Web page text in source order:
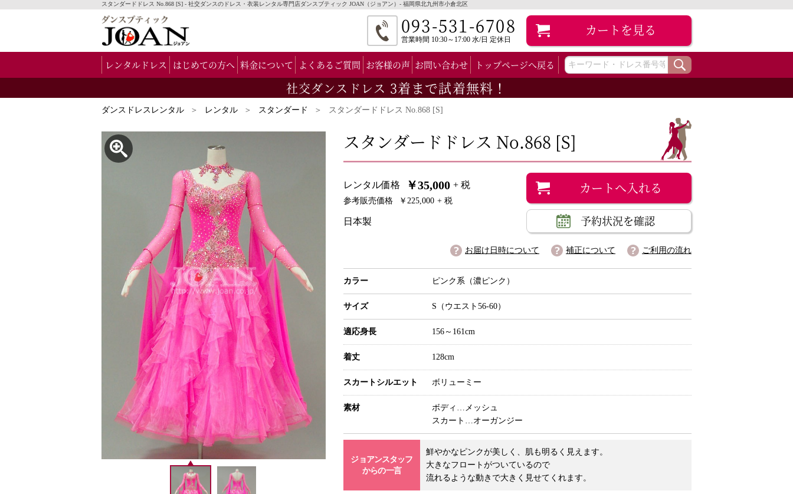
スタンダードドレス No.868 [S] - 社交ダンスのドレス・衣装レンタル専門店ダンスブティック JOAN（ジョアン）- 福岡県北九州市小倉北区
093-531-6708
営業時間 10:30～17:00 水/日 定休日
カート を見る
レンタルドレス はじめての方へ 料金について よくあるご質問 お客様の声 お問い合わせ トップページへ戻る
社交ダンスドレス 3着まで試着無料！
ダンスドレスレンタル レンタル スタンダード スタンダードドレス No.868 [S]
スタンダードドレス No.868 [S]
レンタル価格 ￥35,000 + 税
参考販売価格 ￥225,000 + 税
日本製
カートへ入れる
予約状況を確認
お届け日時について 補正について ご利用の流れ
カラー ピンク系（濃ピンク）
サイズ S（ウエスト56-60）
適応身長 156～161cm
着丈 128cm
スカート シルエット ボリューミー
素材
ボディ…メッシュ
スカート…オーガンジー
ジョアンスタッフ
からの一言
鮮やかなピンクが美しく、肌も明るく見えます。
大きなフロートがついているので
流れるような動きで大きく見せてくれます。